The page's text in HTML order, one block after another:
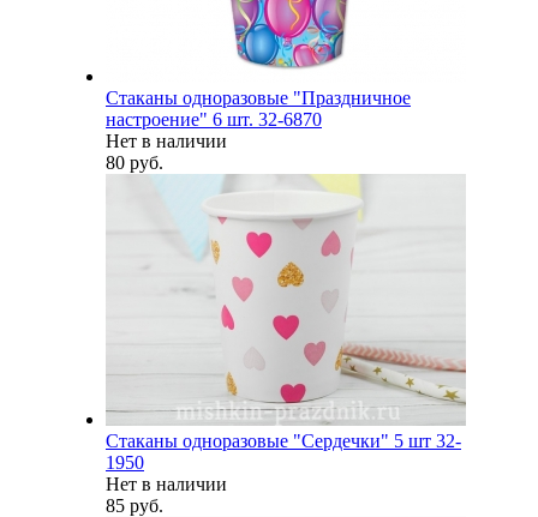
Стаканы одноразовые "Праздничное
настроение" 6 шт. 32-6870
Нет в наличии
80 руб.
Стаканы одноразовые "Сердечки" 5 шт 32-
1950
Нет в наличии
85 руб.